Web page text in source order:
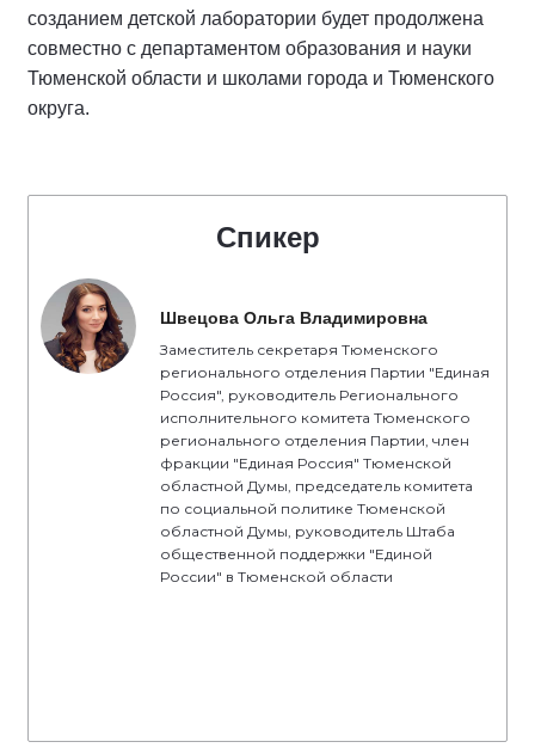
созданием детской лаборатории будет продолжена
совместно с департаментом образования и науки
Тюменской области и школами города и Тюменского
округа.
Спикер
Швецова Ольга Владимировна
Заместитель секретаря Тюменского
регионального отделения Партии "Единая
Россия", руководитель Регионального
исполнительного комитета Тюменского
регионального отделения Партии, член
фракции "Единая Россия" Тюменской
областной Думы, председатель комитета
по социальной политике Тюменской
областной Думы, руководитель Штаба
общественной поддержки "Единой
России" в Тюменской области